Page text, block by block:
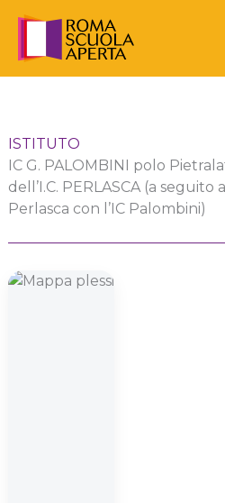
contenuto
ISTITUTO
IC G. PALOMBINI polo
dell’I.C. PERLASCA (a
Perlasca con l’IC Palombini)